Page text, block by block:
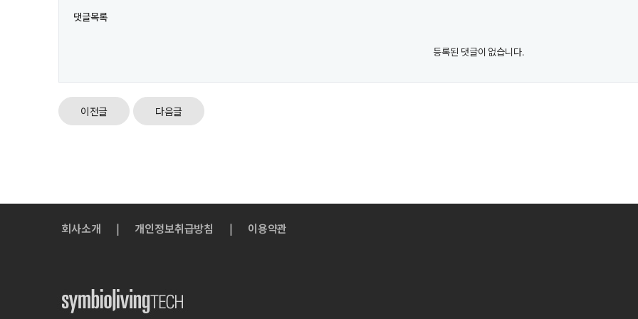
댓글목록
등록된 댓글이 없습니다.
이전글 다음글
회사소개 | 개인정보취급방침 | 이용약관